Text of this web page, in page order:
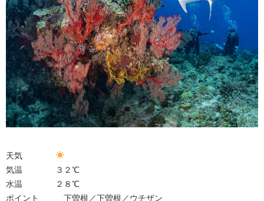
天気
気温 ３２℃
水温 ２８℃
ポイント 下曽根／下曽根／ウチザン